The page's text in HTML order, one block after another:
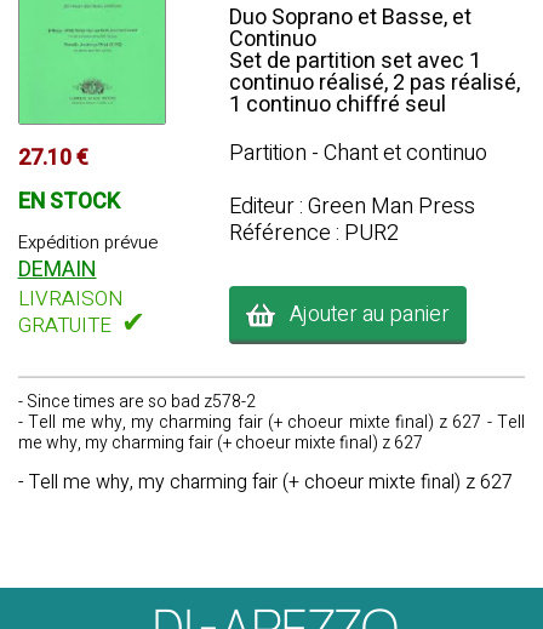
27.10 €
EN STOCK
Expédition prévue
DEMAIN
LIVRAISON
GRATUITE ✔
Duo Soprano et Basse, et
Continuo
Set de partition set avec 1
continuo réalisé, 2 pas réalisé,
1 continuo chiffré seul
Partition - Chant et continuo
Editeur : Green Man Press
Référence : PUR2
Ajouter au panier
- Since times are so bad z578-2
- Tell me why, my charming fair (+ choeur mixte final) z 627 - Tell
me why, my charming fair (+ choeur mixte final) z 627
- Tell me why, my charming fair (+ choeur mixte final) z 627